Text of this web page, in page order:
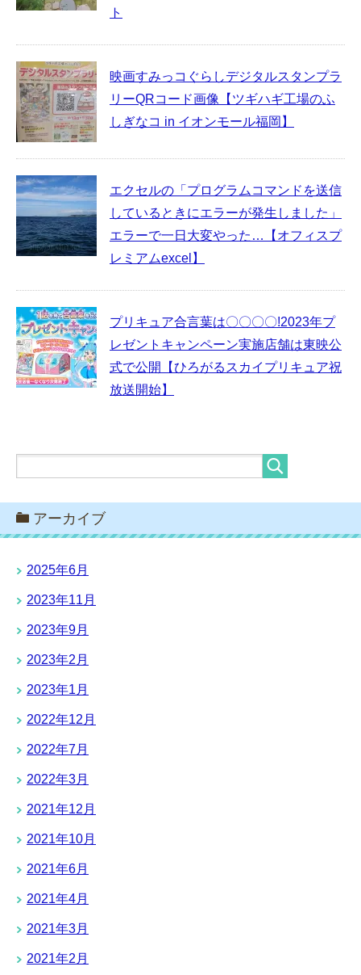
ト
映画すみっコぐらしデジタルスタンプラ
リーQRコード画像【ツギハギ工場のふ
しぎなコ in イオンモール福岡】
エクセルの「プログラムコマンドを送信
しているときにエラーが発生しました」
エラーで一日大変やった…【オフィスプ
レミアムexcel】
プリキュア合言葉は〇〇〇〇!2023年プ
レゼントキャンペーン実施店舗は東映公
式で公開【ひろがるスカイプリキュア祝
放送開始】
アーカイブ
2025年6月
2023年11月
2023年9月
2023年2月
2023年1月
2022年12月
2022年7月
2022年3月
2021年12月
2021年10月
2021年6月
2021年4月
2021年3月
2021年2月